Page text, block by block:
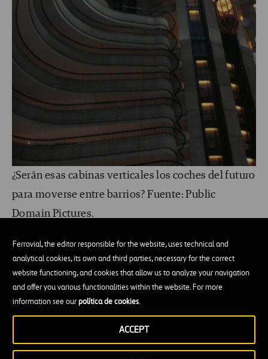
Ferrovial, the editor responsible for the website, uses technical and
analytical cookies, its own and third parties, necessary for the correct
website functioning, and cookies that allow us to analyze your navigation
and offer you various functionalities within the website. For more
information see ourpolítica de cookies.
ACCEPT
¿Serán esas cabinas verticales los coches del futuro
para moverse entre barrios? Fuente: Public
Domain Pictures.
que disponer de distintas secciones internas, o
alturas, que hiciesen las veces de barrios. Y esto
viviendas, lugares de ocio, cultivo, parques,
tiendas…